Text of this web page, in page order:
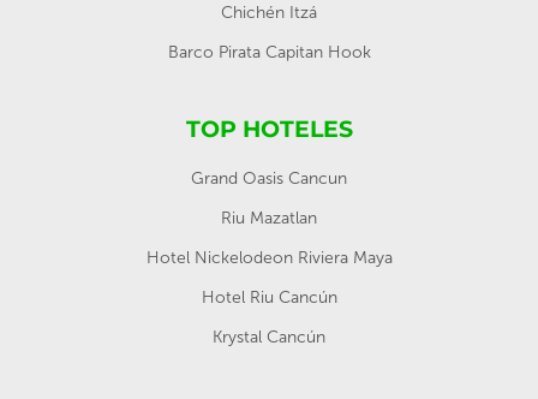
Chichén Itzá
Barco Pirata Capitan Hook
TOP HOTELES
Grand Oasis Cancun
Riu Mazatlan
Hotel Nickelodeon Riviera Maya
Hotel Riu Cancún
Krystal Cancún